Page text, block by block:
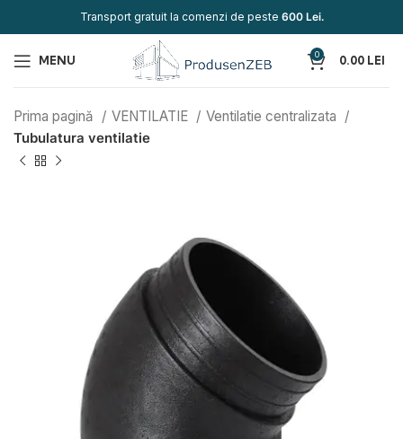
Transport gratuit la comenzi de peste 600 Lei.
MENU 0 0.00 LEI
Prima pagină VENTILATIE
Ventilatie centralizata
Tubulatura ventilatie